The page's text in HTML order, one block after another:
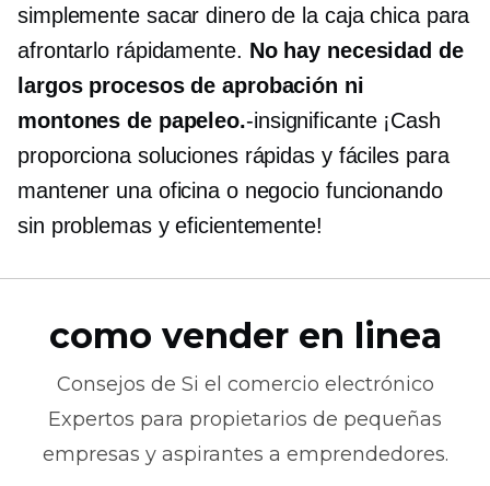
simplemente sacar dinero de la caja chica para
afrontarlo rápidamente. No hay necesidad de
largos procesos de aprobación ni
montones de papeleo.-insignificante¡Cash
proporciona soluciones rápidas y fáciles para
mantener una oficina o negocio funcionando
sin problemas y eficientemente!
como vender en linea
Consejos de Si el comercio electrónico
Expertos para propietarios de pequeñas
empresas y aspirantes a emprendedores.